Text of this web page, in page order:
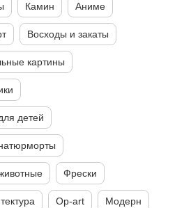
Камин Аниме
Восходы и закаты
картины
детей
Фрески
Op-art Модерн